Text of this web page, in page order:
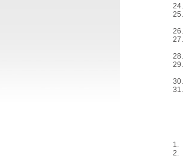
24.
25.
26.
27.
28.
29.
30.
31.
1.
2.